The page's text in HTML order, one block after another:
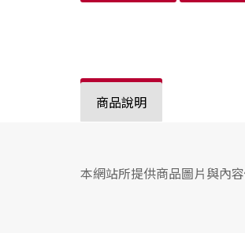
商品說明
本網站所提供商品圖片與內